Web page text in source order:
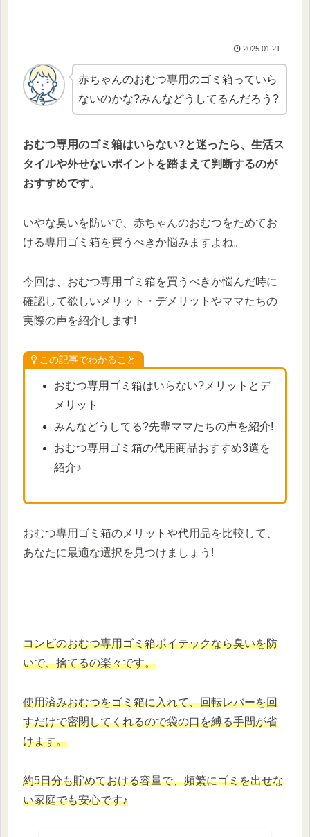
2025.01.21
赤ちゃんのおむつ専用のゴミ箱っていら
ないのかな?みんなどうしてるんだろう?
おむつ専用のゴミ箱はいらない?と迷ったら、生活ス
タイルや外せないポイントを踏まえて判断するのが
おすすめです。
いやな臭いを防いで、赤ちゃんのおむつをためてお
ける専用ゴミ箱を買うべきか悩みますよね。
今回は、おむつ専用ゴミ箱を買うべきか悩んだ時に
確認して欲しいメリット・デメリットやママたちの
実際の声を紹介します!
この記事でわかること
おむつ専用ゴミ箱はいらない?メリットとデ
メリット
みんなどうしてる?先輩ママたちの声を紹介!
おむつ専用ゴミ箱の代用商品おすすめ3選を
紹介♪
おむつ専用ゴミ箱のメリットや代用品を比較して、
あなたに最適な選択を見つけましょう!
コンビのおむつ専用ゴミ箱ポイテックなら臭いを防
いで、捨てるの楽々です。
使用済みおむつをゴミ箱に入れて、回転レバーを回
すだけで密閉してくれるので袋の口を縛る手間が省
けます。
約5日分も貯めておける容量で、頻繁にゴミを出せな
い家庭でも安心です♪